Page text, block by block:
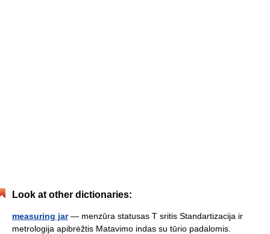
Look at other dictionaries:
measuring jar— menzūra statusas T sritis Standartizacija ir
metrologija apibrėžtis Matavimo indas su tūrio padalomis.